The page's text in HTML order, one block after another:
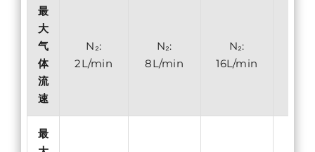
最
大
气
体
流
速
N₂:
2L/min
N₂:
8L/min
N₂:
16L/min
最